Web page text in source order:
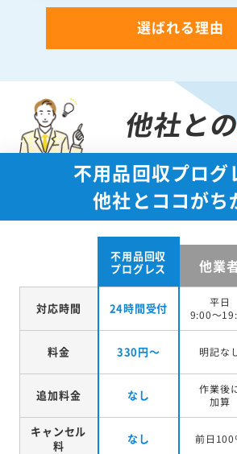
選ばれる理由
他社と
不用品回収プログ
他社とココがち
不用品回収
プログレス
他業
対応時間 24時間受付
平日
9:00～
料金 330円～ 明記な
追加料金 なし
作業後
加算
キャンセル
料
なし 前日100